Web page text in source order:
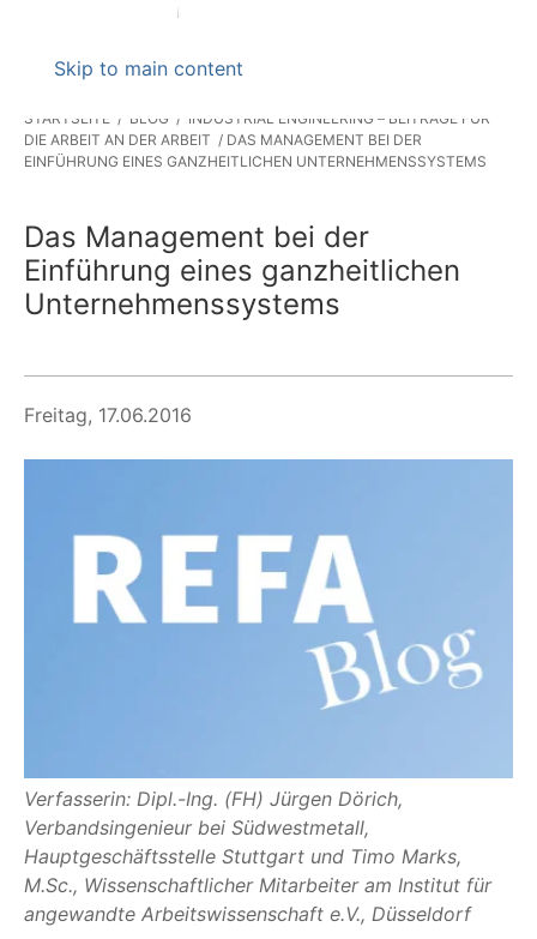
Skip to main content
STARTSEITE BLOG
INDUSTRIAL ENGINEERING – BEITRÄGE FÜR
DIE ARBEIT AN DER ARBEIT
DAS MANAGEMENT BEI DER
EINFÜHRUNG EINES GANZHEITLICHEN UNTERNEHMENSSYSTEMS
Das Management bei der
Einführung eines ganzheitlichen
Unternehmenssystems
Freitag, 17.06.2016
Verfasserin: Dipl.-Ing. (FH) Jürgen Dörich,
Verbandsingenieur bei Südwestmetall,
Hauptgeschäftsstelle Stuttgart und Timo Marks,
M.Sc., Wissenschaftlicher Mitarbeiter am Institut für
angewandte Arbeitswissenschaft e.V., Düsseldorf